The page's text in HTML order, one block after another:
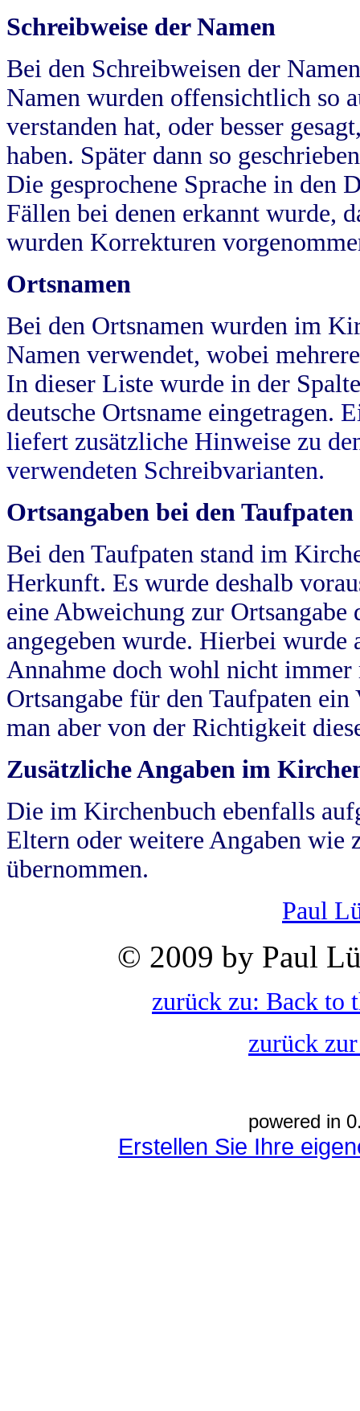
Schreibweise der Namen
Bei den Schreibweisen der
Namen wurden offensichtlich so
verstanden hat, oder besser
haben. Später dann so
Die gesprochene Sprache in
Fällen bei denen erkannt wurde,
wurden Korrekturen
Ortsnamen
Bei den Ortsnamen wurden im
Namen verwendet, wobei
In dieser Liste wurde in der
deutsche Ortsname eingetragen.
liefert zusätzliche Hinweise zu
verwendeten Schreibvarianten.
Ortsangaben bei den Taufpaten
Bei den Taufpaten stand im
Herkunft. Es wurde deshalb
eine Abweichung zur
angegeben wurde. Hierbei wurde
Annahme doch wohl nicht
Ortsangabe für den Taufpaten
man aber von der Richtigkeit
Zusätzliche Angaben im
Die im Kirchenbuch ebenfalls
Eltern oder weitere Angaben wie
übernommen.
Paul
© 2009 by Paul
zurück zu: Back to
zurück
powered in
Erstellen Sie Ihre